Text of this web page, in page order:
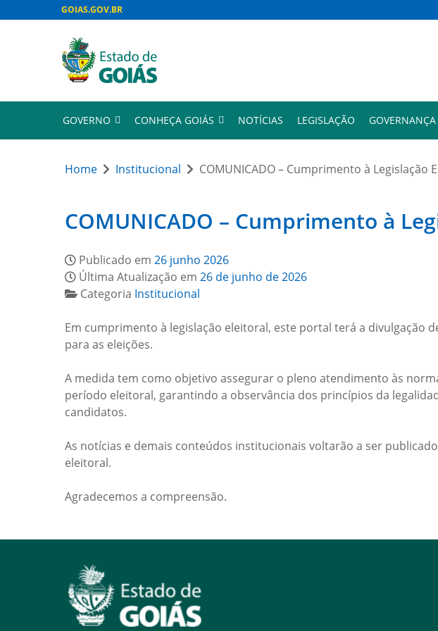
GOIAS.GOV.BR
GOVERNO CONHEÇA GOIÁS NOTÍCIAS LEGISLAÇÃO GOVERNANÇA
Home Institucional COMUNICADO – Cumprimento à Legislação
COMUNICADO – Cumprimento à
Publicado em 26 junho 2026
Última Atualização em 26 de junho de 2026
Categoria Institucional
Em cumprimento à legislação eleitoral, este portal terá a
para as eleições.
A medida tem como objetivo assegurar o pleno atendimento às
período eleitoral, garantindo a observância dos princípios da
candidatos.
As notícias e demais conteúdos institucionais voltarão a ser
eleitoral.
Agradecemos a compreensão.